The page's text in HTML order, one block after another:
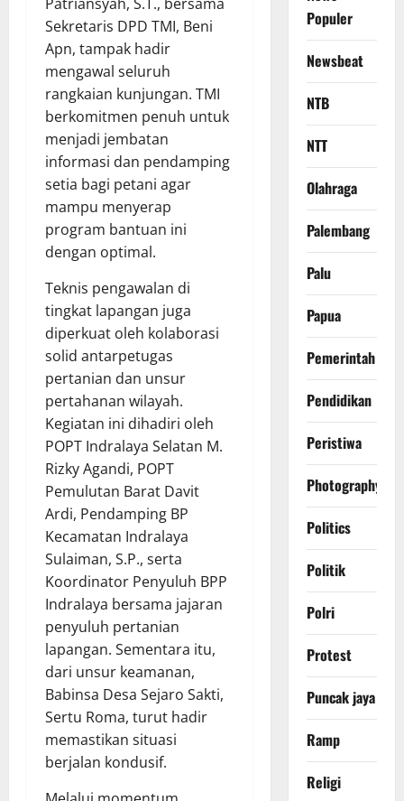
Sekretaris DPD TMI, Beni
Apn, tampak hadir
mengawal seluruh
rangkaian kunjungan. TMI
berkomitmen penuh untuk
menjadi jembatan
informasi dan pendamping
setia bagi petani agar
mampu menyerap
program bantuan ini
dengan optimal.
​Teknis pengawalan di
tingkat lapangan juga
diperkuat oleh kolaborasi
solid antarpetugas
pertanian dan unsur
pertahanan wilayah.
Kegiatan ini dihadiri oleh
POPT Indralaya Selatan M.
Rizky Agandi, POPT
Pemulutan Barat Davit
Ardi, Pendamping BP
Kecamatan Indralaya
Sulaiman, S.P., serta
Koordinator Penyuluh BPP
Indralaya bersama jajaran
penyuluh pertanian
lapangan. Sementara itu,
dari unsur keamanan,
Babinsa Desa Sejaro Sakti,
Sertu Roma, turut hadir
memastikan situasi
berjalan kondusif.
Populer
Newsbeat
NTB
NTT
Olahraga
Palembang
Palu
Papua
Pemerintah
Pendidikan
Peristiwa
Photography
Politics
Politik
Polri
Protest
Puncak jaya
Ramp
Religi